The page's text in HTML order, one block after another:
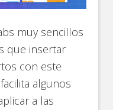
muy sencillos
que insertar
con este
algunos
a las